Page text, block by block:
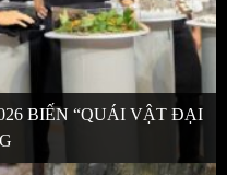
BIẾN “QUÁI VẬT ĐẠI